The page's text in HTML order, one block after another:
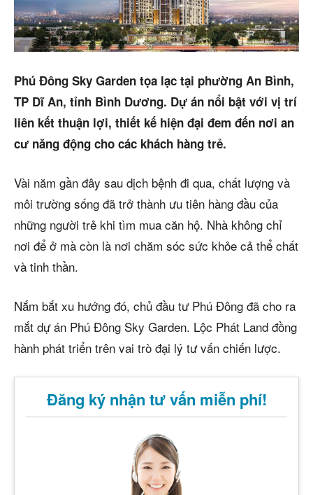
Dự án
Mua bán
Cho thuê
Thị trường
Liên hệ
Search
5/5(1 Review)
Phú Đông Sky Garden tọa lạc tại phường An Bình,
TP Dĩ An, tỉnh Bình Dương. Dự án nổi bật với vị trí
liên kết thuận lợi, thiết kế hiện đại đem đến nơi an
cư năng động cho các khách hàng trẻ.
Vài năm gần đây sau dịch bệnh đi qua, chất lượng và
môi trường sống đã trở thành ưu tiên hàng đầu của
những người trẻ khi tìm mua căn hộ. Nhà không chỉ
nơi để ở mà còn là nơi chăm sóc sức khỏe cả thể chất
và tinh thần.
Nắm bắt xu hướng đó, chủ đầu tư Phú Đông đã cho ra
mắt dự án Phú Đông Sky Garden. Lộc Phát Land đồng
hành phát triển trên vai trò đại lý tư vấn chiến lược.
Đăng ký nhận tư vấn miễn phí!